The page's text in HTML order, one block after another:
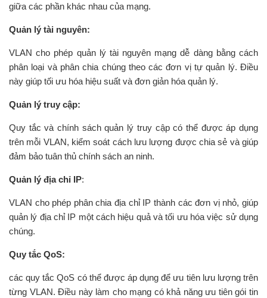
giữa các phần khác nhau của mạng.
Quản lý tài nguyên:
VLAN cho phép quản lý tài nguyên mạng dễ dàng bằng cách
phân loại và phân chia chúng theo các đơn vị tự quản lý. Điều
này giúp tối ưu hóa hiệu suất và đơn giản hóa quản lý.
Quản lý truy cập:
Quy tắc và chính sách quản lý truy cập có thể được áp dụng
trên mỗi VLAN, kiểm soát cách lưu lượng được chia sẻ và giúp
đảm bảo tuân thủ chính sách an ninh.
Quản lý địa chỉ IP:
VLAN cho phép phân chia địa chỉ IP thành các đơn vị nhỏ, giúp
quản lý địa chỉ IP một cách hiệu quả và tối ưu hóa việc sử dụng
chúng.
Quy tắc QoS:
các quy tắc QoS có thể được áp dụng để ưu tiên lưu lượng trên
từng VLAN. Điều này làm cho mạng có khả năng ưu tiên gói tin